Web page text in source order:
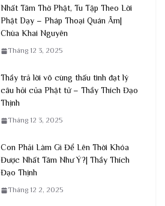
Nhất Tâm Thờ Phật, Tu Tập Theo Lời
Phật Dạy – Pháp Thoại Quán Âm|
Chùa Khai Nguyên
Tháng 12 3, 2025
Thầy trả lời vô cùng thấu tình đạt lý
câu hỏi của Phật tử – Thầy Thích Đạo
Thịnh
Tháng 12 3, 2025
Con Phải Làm Gì Để Lên Thời Khóa
Được Nhất Tâm Như Ý?| Thầy Thích
Đạo Thịnh
Tháng 12 2, 2025